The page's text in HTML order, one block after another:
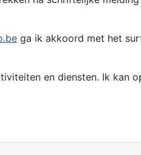
ga ik akkoord met het
en diensten. Ik kan